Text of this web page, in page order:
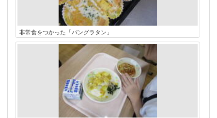
非常食をつかった「パングラタン」